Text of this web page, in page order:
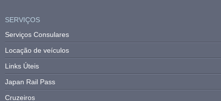
SERVIÇOS
Serviços Consulares
Locação de veículos
Links Úteis
Japan Rail Pass
Cruzeiros